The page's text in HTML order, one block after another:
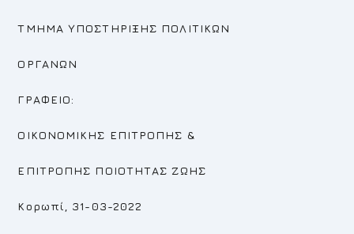
ΤΜΗΜΑ ΥΠΟΣΤΗΡΙΞΗΣ ΠΟΛΙΤΙΚΩΝ
ΟΡΓΑΝΩΝ
ΓΡΑΦΕΙΟ:
ΟΙΚΟΝΟΜΙΚΗΣ ΕΠΙΤΡΟΠΗΣ &
ΕΠΙΤΡΟΠΗΣ ΠΟΙΟΤΗΤΑΣ ΖΩΗΣ
Κορωπί, 31-03-2022